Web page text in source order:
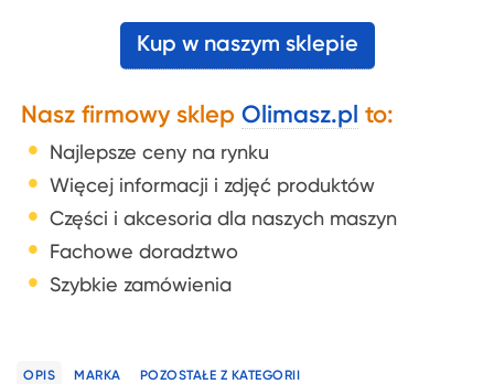
Kup w naszym sklepie
Nasz firmowy sklep Olimasz.pl to:
Najlepsze ceny na rynku
Więcej informacji i zdjęć produktów
Części i akcesoria dla naszych maszyn
Fachowe doradztwo
Szybkie zamówienia
OPIS MARKA POZOSTAŁE Z KATEGORII